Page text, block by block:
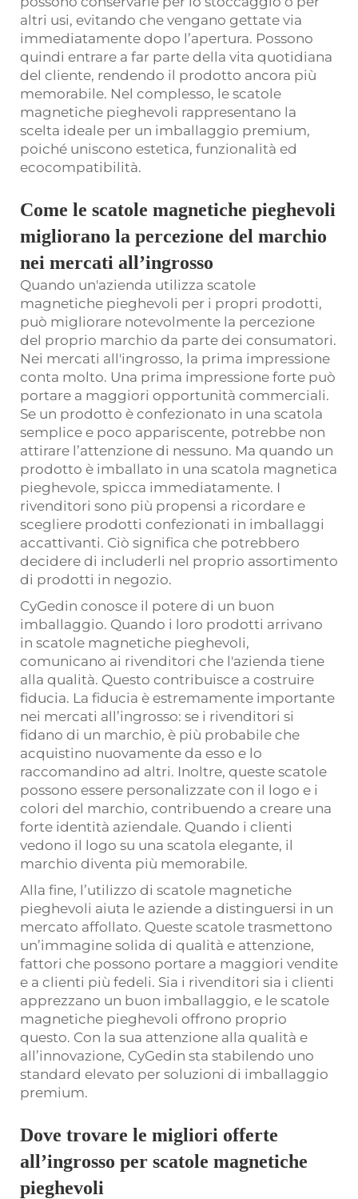
altri usi, evitando che vengano gettate via
immediatamente dopo l’apertura. Possono
quindi entrare a far parte della vita quotidiana
del cliente, rendendo il prodotto ancora più
memorabile. Nel complesso, le scatole
magnetiche pieghevoli rappresentano la
scelta ideale per un imballaggio premium,
poiché uniscono estetica, funzionalità ed
ecocompatibilità.
Come le scatole magnetiche pieghevoli
migliorano la percezione del marchio
nei mercati all’ingrosso
Quando un'azienda utilizza scatole
magnetiche pieghevoli per i propri prodotti,
può migliorare notevolmente la percezione
del proprio marchio da parte dei consumatori.
Nei mercati all'ingrosso, la prima impressione
conta molto. Una prima impressione forte può
portare a maggiori opportunità commerciali.
Se un prodotto è confezionato in una scatola
semplice e poco appariscente, potrebbe non
attirare l’attenzione di nessuno. Ma quando un
prodotto è imballato in una scatola magnetica
pieghevole, spicca immediatamente. I
rivenditori sono più propensi a ricordare e
scegliere prodotti confezionati in imballaggi
accattivanti. Ciò significa che potrebbero
decidere di includerli nel proprio assortimento
di prodotti in negozio.
CyGedin conosce il potere di un buon
imballaggio. Quando i loro prodotti arrivano
in scatole magnetiche pieghevoli,
comunicano ai rivenditori che l'azienda tiene
alla qualità. Questo contribuisce a costruire
fiducia. La fiducia è estremamente importante
nei mercati all’ingrosso: se i rivenditori si
fidano di un marchio, è più probabile che
acquistino nuovamente da esso e lo
raccomandino ad altri. Inoltre, queste scatole
possono essere personalizzate con il logo e i
colori del marchio, contribuendo a creare una
forte identità aziendale. Quando i clienti
vedono il logo su una scatola elegante, il
marchio diventa più memorabile.
Alla fine, l’utilizzo di scatole magnetiche
pieghevoli aiuta le aziende a distinguersi in un
mercato affollato. Queste scatole trasmettono
un’immagine solida di qualità e attenzione,
fattori che possono portare a maggiori vendite
e a clienti più fedeli. Sia i rivenditori sia i clienti
apprezzano un buon imballaggio, e le scatole
magnetiche pieghevoli offrono proprio
questo. Con la sua attenzione alla qualità e
all’innovazione, CyGedin sta stabilendo uno
standard elevato per soluzioni di imballaggio
premium.
Dove trovare le migliori offerte
all’ingrosso per scatole magnetiche
pieghevoli